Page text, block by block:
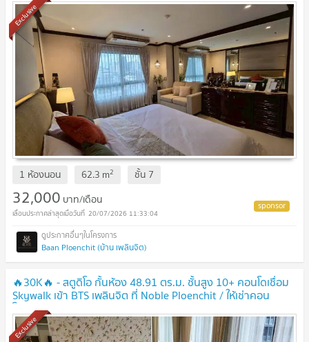
Exclusive
1 ห้องนอน 62.3 m2 ชั้น 7
32,000 บาท/เดือน
20/07/2026 11:33:04
Baan Ploenchit (บ้าน เพลินจิต)
🔥30K🔥 - สตูดิโอ กั้นห้อง 48.91 ตร.ม. ชั้นสูง 10+ คอนโดเชื่อม
Skywalk เข้า BTS เพลินจิต ที่ Noble Ploenchit / ให้เช่าคอน
โด
Exclusive